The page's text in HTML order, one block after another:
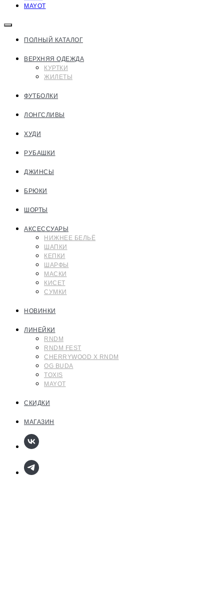
MAYOT
ПОЛНЫЙ КАТАЛОГ
ВЕРХНЯЯ ОДЕЖДА
КУРТКИ
ЖИЛЕТЫ
ФУТБОЛКИ
ЛОНГСЛИВЫ
ХУДИ
РУБАШКИ
ДЖИНСЫ
БРЮКИ
ШОРТЫ
АКСЕССУАРЫ
НИЖНЕЕ БЕЛЬЁ
ШАПКИ
КЕПКИ
ШАРФЫ
МАСКИ
КИСЕТ
СУМКИ
НОВИНКИ
ЛИНЕЙКИ
RNDM
RNDM FEST
CHERRYWOOD X RNDM
OG BUDA
TOXIS
MAYOT
СКИДКИ
МАГАЗИН